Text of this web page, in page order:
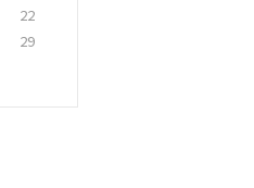
22
29